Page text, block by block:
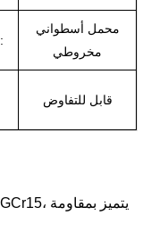
التركيب:
محمل أسطواني
مخروطي
قابل للتفاوض